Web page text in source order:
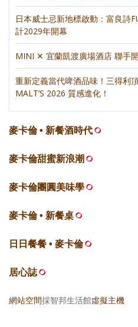
日本威士忌新地標啟動：富良詩
計2029年開幕
MINI ✕ 宜蘭凱渡廣場酒店 聯手
重新定義當代啤酒品味！三得利
MALT’S 2026 質感進化！
麥卡倫 • 新餐酒時代
麥卡倫甜蜜新浪潮
麥卡倫團圓美味學
麥卡倫 • 新餐桌
日日餐餐 • 麥卡倫
居心誌
網站空間採智邦生活館虛擬主機